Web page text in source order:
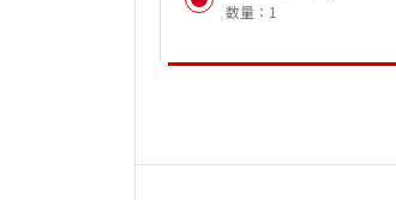
数量：1